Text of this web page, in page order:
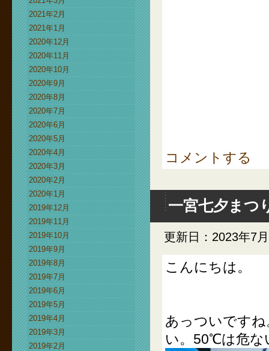
2021年2月
2021年1月
2020年12月
2020年11月
2020年10月
2020年9月
2020年8月
2020年7月
2020年6月
2020年5月
2020年4月
2020年3月
2020年2月
2020年1月
2019年12月
2019年11月
2019年10月
2019年9月
2019年8月
2019年7月
2019年6月
2019年5月
2019年4月
2019年3月
2019年2月
コメントする
一宮七夕まつ
更新日：2023年7
こんにちは。
あっついです
い。50℃は危な